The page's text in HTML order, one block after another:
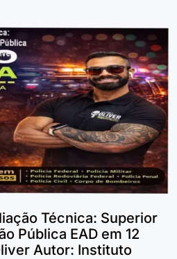
Técnica: Superior
Pública EAD em 12
Autor: Instituto